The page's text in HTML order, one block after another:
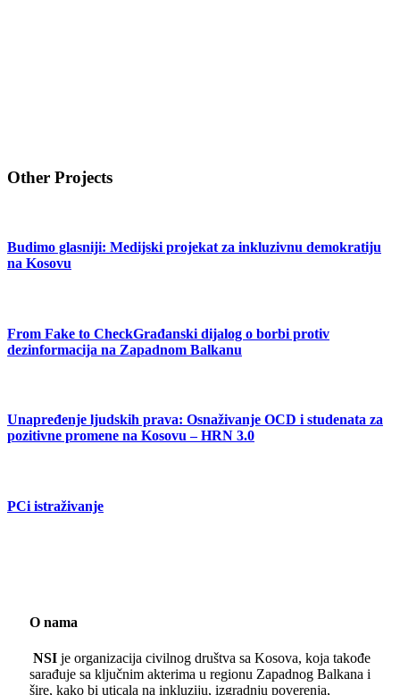
Other Projects
Budimo glasniji: Medijski projekat za inkluzivnu demokratiju
na Kosovu
From Fake to CheckGrađanski dijalog o borbi protiv
dezinformacija na Zapadnom Balkanu
Unapređenje ljudskih prava: Osnaživanje OCD i studenata za
pozitivne promene na Kosovu – HRN 3.0
PCi istraživanje
O nama
NSI je organizacija civilnog društva sa Kosova, koja takođe
sarađuje sa ključnim akterima u regionu Zapadnog Balkana i
šire, kako bi uticala na inkluziju, izgradnju poverenja,